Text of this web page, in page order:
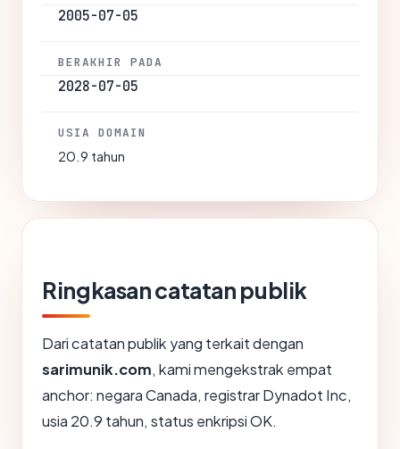
2005-07-05
BERAKHIR PADA
2028-07-05
USIA DOMAIN
20.9 tahun
Ringkasan catatan publik
Dari catatan publik yang terkait dengan
sarimunik.com, kami mengekstrak empat
anchor: negara Canada, registrar Dynadot Inc,
usia 20.9 tahun, status enkripsi OK.